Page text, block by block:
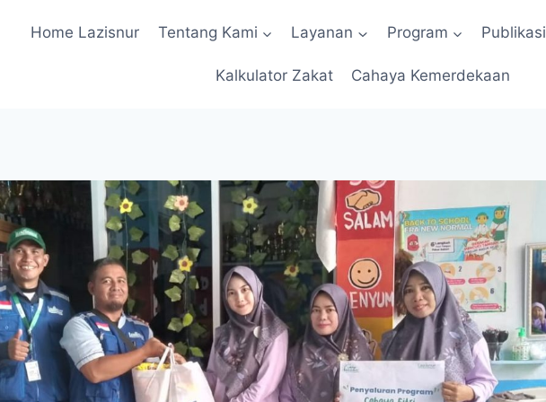
Home Lazisnur Tentang Kami Layanan Program Publikasi
Kalkulator Zakat Cahaya Kemerdekaan